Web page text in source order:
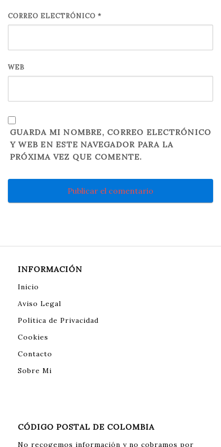
CORREO ELECTRÓNICO *
WEB
GUARDA MI NOMBRE, CORREO ELECTRÓNICO
Y WEB EN ESTE NAVEGADOR PARA LA
PRÓXIMA VEZ QUE COMENTE.
INFORMACIÓN
Inicio
Aviso Legal
Política de Privacidad
Cookies
Contacto
Sobre Mi
CÓDIGO POSTAL DE COLOMBIA
No recogemos información y no cobramos por